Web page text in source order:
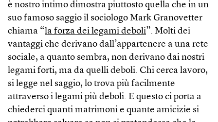
è nostro intimo dimostra piuttosto quella che in un
suo famoso saggio il sociologo Mark Granovetter
chiama “la forza dei legami deboli”. Molti dei
vantaggi che derivano dall’appartenere a una rete
sociale, a quanto sembra, non derivano dai nostri
legami forti, ma da quelli deboli. Chi cerca lavoro,
si legge nel saggio, lo trova più facilmente
attraverso i legami più deboli. E questo ci porta a
chiederci quanti matrimoni e quante amicizie si